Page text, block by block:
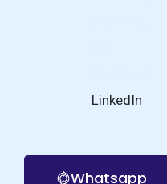
LinkedIn
Whatsapp